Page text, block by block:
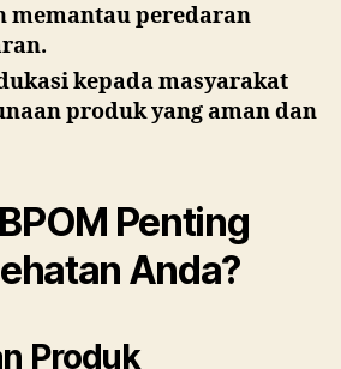
memantau peredaran
kepada masyarakat
produk yang aman dan
Penting
Anda?
Produk